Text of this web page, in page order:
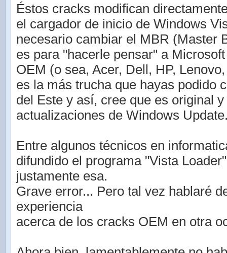
Éstos cracks modifican
el cargador de inicio de Windows
necesario cambiar el MBR (Master
es para "hacerle pensar" a
OEM (o sea, Acer, Dell, HP,
es la más trucha que hayas podido
del Este y así, cree que es original
actualizaciones de Windows
Entre algunos técnicos en
difundido el programa "Vista
justamente esa.
Grave error... Pero tal vez hablaré
experiencia
acerca de los cracks OEM en otra